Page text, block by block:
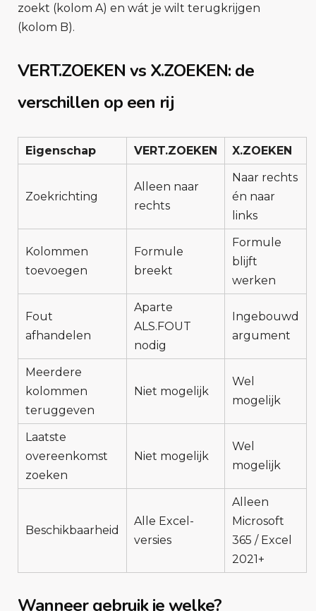
zoekt (kolom A) en wát je wilt terugkrijgen
(kolom B).
VERT.ZOEKEN vs X.ZOEKEN: de
verschillen op een rij
Eigenschap VERT.ZOEKEN X.ZOEKEN
Zoekrichting
Alleen naar
rechts
Naar rechts
én naar
links
Kolommen
toevoegen
Formule
breekt
Formule
blijft
werken
Fout
afhandelen
Aparte
ALS.FOUT
nodig
Ingebouwd
argument
Meerdere
kolommen
teruggeven
Niet mogelijk
Wel
mogelijk
Laatste
overeenkomst
zoeken
Niet mogelijk
Wel
mogelijk
Beschikbaarheid
Alle Excel-
versies
Alleen
Microsoft
365 / Excel
2021+
Wanneer gebruik je welke?